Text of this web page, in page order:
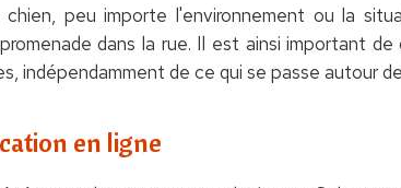
peu importe l'environnement ou la
dans la rue. Il est ainsi important
indépendamment de ce qui se passe autour
en ligne